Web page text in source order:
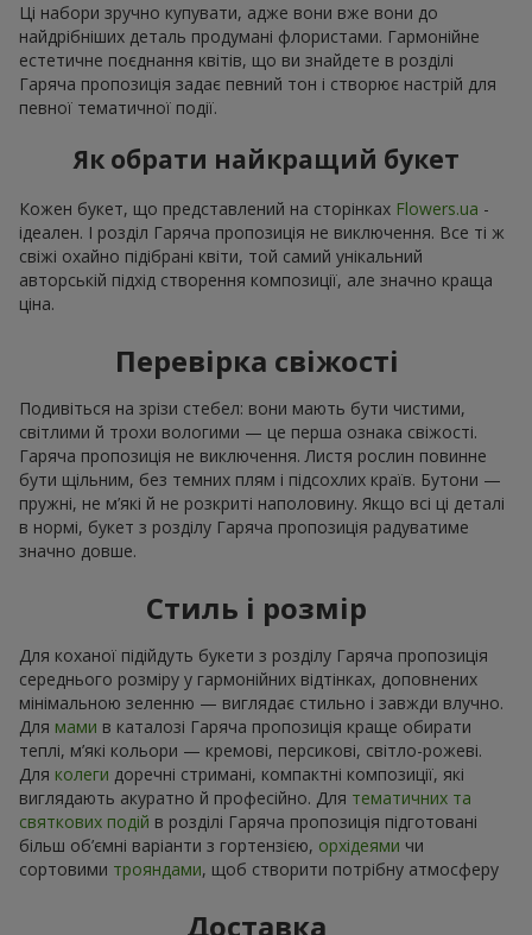
Ці набори зручно купувати, адже вони вже вони до
найдрібніших деталь продумані флористами. Гармонійне
естетичне поєднання квітів, що ви знайдете в розділі
Гаряча пропозиція задає певний тон і створює настрій для
певної тематичної події.
Як обрати найкращий букет
Кожен букет, що представлений на сторінках Flowers.ua -
ідеален. І розділ Гаряча пропозиція не виключення. Все ті ж
свіжі охайно підібрані квіти, той самий унікальний
авторській підхід створення композиції, але значно краща
ціна.
Перевірка свіжості
Подивіться на зрізи стебел: вони мають бути чистими,
світлими й трохи вологими — це перша ознака свіжості.
Гаряча пропозиція не виключення. Листя рослин повинне
бути щільним, без темних плям і підсохлих країв. Бутони —
пружні, не м’які й не розкриті наполовину. Якщо всі ці деталі
в нормі, букет з розділу Гаряча пропозиція радуватиме
значно довше.
Стиль і розмір
Для коханої підійдуть букети з розділу Гаряча пропозиція
середнього розміру у гармонійних відтінках, доповнених
мінімальною зеленню — виглядає стильно і завжди влучно.
Для мами в каталозі Гаряча пропозиція краще обирати
теплі, м’які кольори — кремові, персикові, світло-рожеві.
Для колеги доречні стримані, компактні композиції, які
виглядають акуратно й професійно. Для тематичних та
святкових подій в розділі Гаряча пропозиція підготовані
більш об’ємні варіанти з гортензією, орхідеями чи
сортовими трояндами, щоб створити потрібну атмосферу
Доставка